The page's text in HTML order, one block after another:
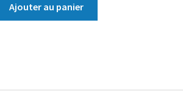
Ajouter au panier